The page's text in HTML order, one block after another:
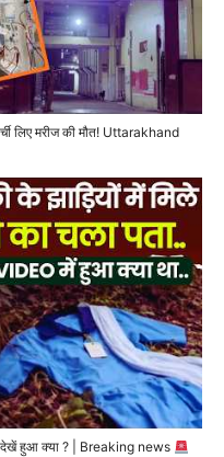
लिए मरीज की मौत! Uttarakhand
हुआ क्या ? | Breaking news